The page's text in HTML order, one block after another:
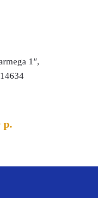
1″,
р.
592.00 р..